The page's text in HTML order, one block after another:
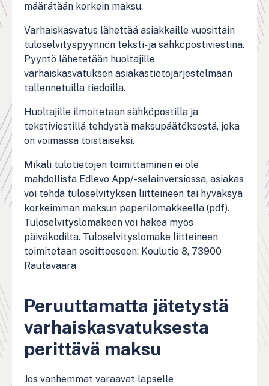
määrätään korkein maksu.
Varhaiskasvatus lähettää asiakkaille vuosittain
tuloselvityspyynnön teksti- ja sähköpostiviestinä.
Pyyntö lähetetään huoltajille
varhaiskasvatuksen asiakastietojärjestelmään
tallennetuilla tiedoilla.
Huoltajille ilmoitetaan sähköpostilla ja
tekstiviestillä tehdystä maksupäätöksestä, joka
on voimassa toistaiseksi.
Mikäli tulotietojen toimittaminen ei ole
mahdollista Edlevo App/-selainversiossa, asiakas
voi tehdä tuloselvityksen liitteineen tai hyväksyä
korkeimman maksun paperilomakkeella (pdf).
Tuloselvityslomakeen voi hakea myös
päiväkodilta. Tuloselvityslomake liitteineen
toimitetaan osoitteeseen: Koulutie 8, 73900
Rautavaara
Peruuttamatta jätetystä
varhaiskasvatuksesta
perittävä maksu
Jos vanhemmat varaavat lapselle